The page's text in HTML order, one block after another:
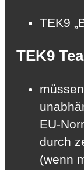
TEK9
TEK9
EU-
durch
(wenn